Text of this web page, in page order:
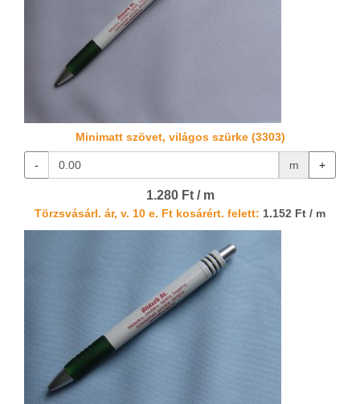
Minimatt szövet, világos szürke (3303)
- m +
1.280 Ft / m
Törzsvásárl. ár, v. 10 e. Ft kosárért. felett: 1.152 Ft / m